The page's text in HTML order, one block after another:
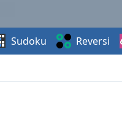
Sudoku Reversi